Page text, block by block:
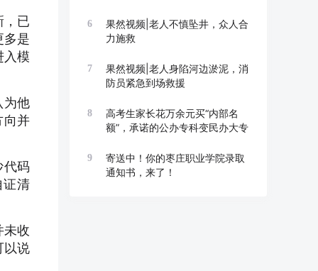
，已
多是
入模
为他
向并
代码
证清
未收
以说
6
果然视频|老人不慎坠井，众人合
力施救
7
果然视频|老人身陷河边淤泥，消
防员紧急到场救援
8
高考生家长花万余元买“内部名
额”，承诺的公办专科变民办大专
9
寄送中！你的枣庄职业学院录取
通知书，来了！